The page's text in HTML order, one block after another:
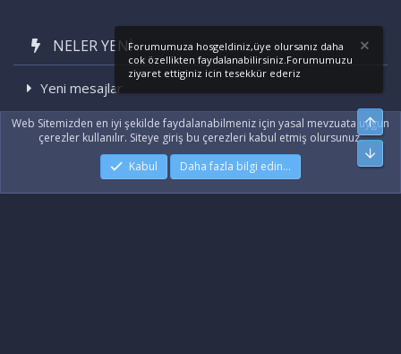
NELER YENI
Yeni mesajlar
Son etkinlikler
© by ©XenTR Xenforo Theme© by ©XenTR
Forumumuza hosgeldiniz,üye olursanız daha
cok özellikten faydalanabilirsiniz.Forumumuzu
ziyaret ettiginiz icin tesekkür ederiz
Web Sitemizden en iyi şekilde faydalanabilmeniz için yasal mevzuata uygun
çerezler kullanılır. Siteye giriş bu çerezleri kabul etmiş olursunuz.
Kabul
Daha fazla bilgi edin…
Üst
Alt